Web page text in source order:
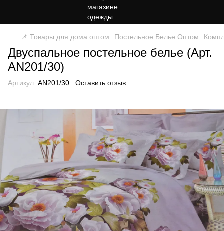
📌 Товары для дома оптом Постельное Белье Оптом
Двуспальное постельное белье (Арт.
AN201/30)
Артикул: AN201/30 Оставить отзыв